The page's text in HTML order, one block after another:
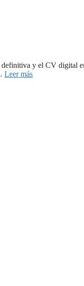
y el CV digital
Leer más